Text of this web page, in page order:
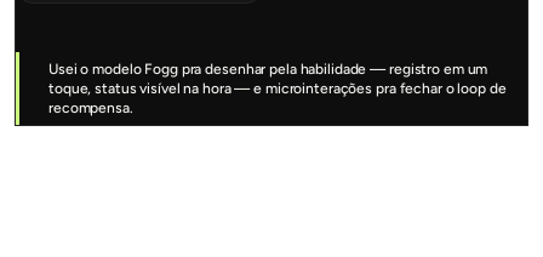
Usei o modelo Fogg pra desenhar pela habilidade — registro em um
toque, status visível na hora — e microinterações pra fechar o loop de
recompensa.